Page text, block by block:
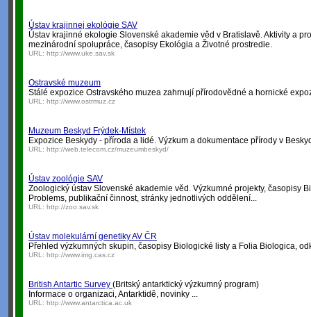
Ústav krajinnej ekológie SAV
Ústav krajinné ekologie Slovenské akademie věd v Bratislavě. Aktivity a
mezinárodní spolupráce, časopisy Ekológia a Životné prostredie.
URL: http://www.uke.sav.sk
Ostravské muzeum
Stálé expozice Ostravského muzea zahrnují přírodovědné a hornické
URL: http://www.ostrmuz.cz
Muzeum Beskyd Frýdek-Místek
Expozice Beskydy - příroda a lidé. Výzkum a dokumentace přírody v
URL: http://web.telecom.cz/muzeumbeskyd/
Ústav zoológie SAV
Zoologický ústav Slovenské akademie věd. Výzkumné projekty, časopisy
Problems, publikační činnost, stránky jednotlivých oddělení...
URL: http://zoo.sav.sk
Ústav molekulární genetiky AV ČR
Přehled výzkumných skupin, časopisy Biologické listy a Folia Biologica,
URL: http://www.img.cas.cz
British Antartic Survey (Britský antarktický výzkumný program)
Informace o organizaci, Antarktidě, novinky ...
URL: http://www.antarctica.ac.uk